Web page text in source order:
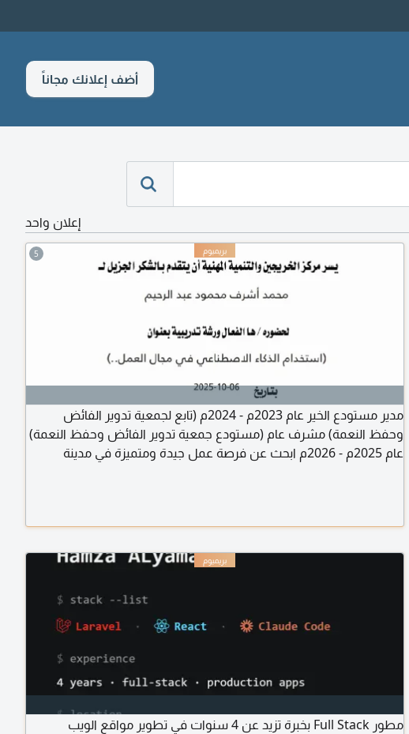
أضف إعلانك مجاناً
إعلان واحد
5
مدير مستودع الخير عام 2023م - 2024م (تابع لجمعية تدوير الفائض
وحفظ النعمة) مشرف عام (مستودع جمعية تدوير الفائض وحفظ النعمة)
عام 2025م - 2026م ابحث عن فرصة عمل جيدة ومتميزة في مدينة
مطور Full Stack بخبرة تزيد عن 4 سنوات في تطوير مواقع الويب